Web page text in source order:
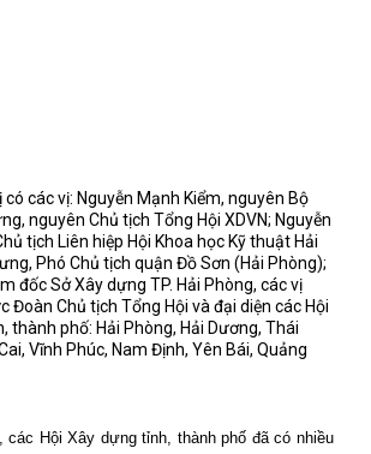
các vị: Nguyễn Mạnh Kiểm, nguyên Bộ
nguyên Chủ tịch Tổng Hội XDVN; Nguyễn
tịch Liên hiệp Hội Khoa học Kỹ thuật Hải
Phó Chủ tịch quận Đồ Sơn (Hải Phòng);
đốc Sở Xây dựng TP. Hải Phòng, các vị
Đoàn Chủ tịch Tổng Hội và đại diện các Hội
thành phố: Hải Phòng, Hải Dương, Thái
Vĩnh Phúc, Nam Định, Yên Bái, Quảng
các Hội Xây dựng tỉnh, thành phố đã có nhiều